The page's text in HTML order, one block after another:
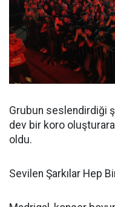
Grubun seslendirdiği
dev bir koro
oldu.
Sevilen Şarkılar Hep